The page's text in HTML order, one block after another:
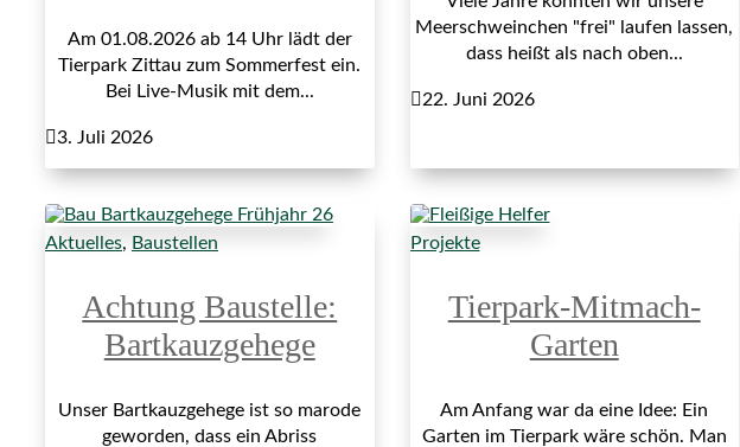
Am 01.08.2026 ab 14 Uhr lädt der
Tierpark Zittau zum Sommerfest ein.
Bei Live-Musik mit dem...
3. Juli 2026
Meerschweinchen "frei" laufen lassen,
dass heißt als nach oben...
22. Juni 2026
Aktuelles, Baustellen
Achtung Baustelle:
Bartkauzgehege
Unser Bartkauzgehege ist so marode
geworden, dass ein Abriss
Projekte
Tierpark-Mitmach-
Garten
Am Anfang war da eine Idee: Ein
Garten im Tierpark wäre schön. Man